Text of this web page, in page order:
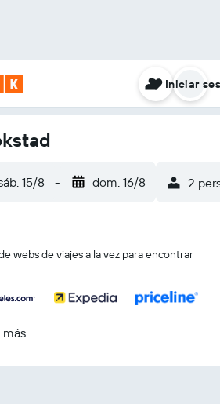
Iniciar
15/8 - dom. 16/8 2
webs de viajes a la vez para encontrar
más